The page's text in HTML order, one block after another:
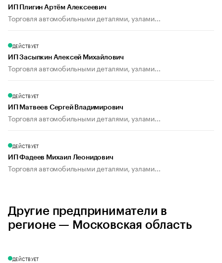
ИП Плигин Артём Алексеевич
Торговля автомобильными деталями, узлами...
ДЕЙСТВУЕТ
ИП Засыпкин Алексей Михайлович
Торговля автомобильными деталями, узлами...
ДЕЙСТВУЕТ
ИП Матвеев Сергей Владимирович
Торговля автомобильными деталями, узлами...
ДЕЙСТВУЕТ
ИП Фадеев Михаил Леонидович
Торговля автомобильными деталями, узлами...
Другие предприниматели в
регионе — Московская область
ДЕЙСТВУЕТ